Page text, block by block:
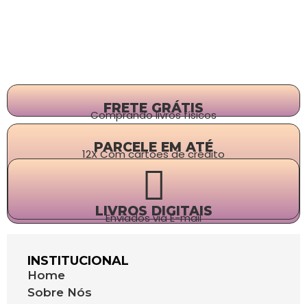
FRETE GRÁTIS
Comprando livros físicos
PARCELE EM ATÉ
12X Com cartões de crédito
LIVROS DIGITAIS
Enviados via E-mail
INSTITUCIONAL
Home
Sobre Nós